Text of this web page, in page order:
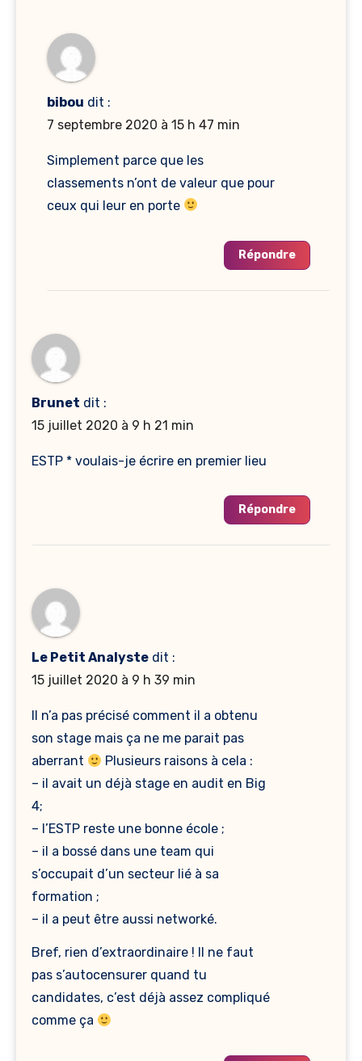
bibou dit :
7 septembre 2020 à 15 h 47 min
Simplement parce que les
classements n’ont de valeur que pour
ceux qui leur en porte
Répondre
Brunet dit :
15 juillet 2020 à 9 h 21 min
ESTP * voulais-je écrire en premier lieu
Répondre
Le Petit Analyste dit :
15 juillet 2020 à 9 h 39 min
Il n’a pas précisé comment il a obtenu
son stage mais ça ne me parait pas
aberrant
Plusieurs raisons à cela :
– il avait un déjà stage en audit en Big
4;
– l’ESTP reste une bonne école ;
– il a bossé dans une team qui
s’occupait d’un secteur lié à sa
formation ;
– il a peut être aussi networké.
Bref, rien d’extraordinaire ! Il ne faut
pas s’autocensurer quand tu
candidates, c’est déjà assez compliqué
comme ça